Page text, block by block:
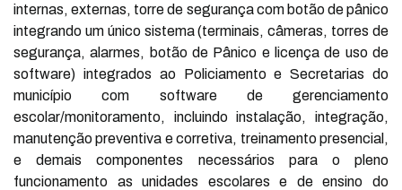
internas, externas, torre de segurança com botão de pânico
integrando um único sistema (terminais, câmeras, torres de
segurança, alarmes, botão de Pânico e licença de uso de
software) integrados ao Policiamento e Secretarias do
município com software de gerenciamento
escolar/monitoramento, incluindo instalação, integração,
manutenção preventiva e corretiva, treinamento presencial,
e demais componentes necessários para o pleno
funcionamento as unidades escolares e de ensino do